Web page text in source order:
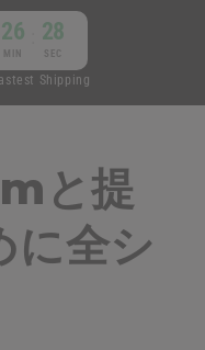
26
MIN
27
SEC
Shipping
と提
に全シ